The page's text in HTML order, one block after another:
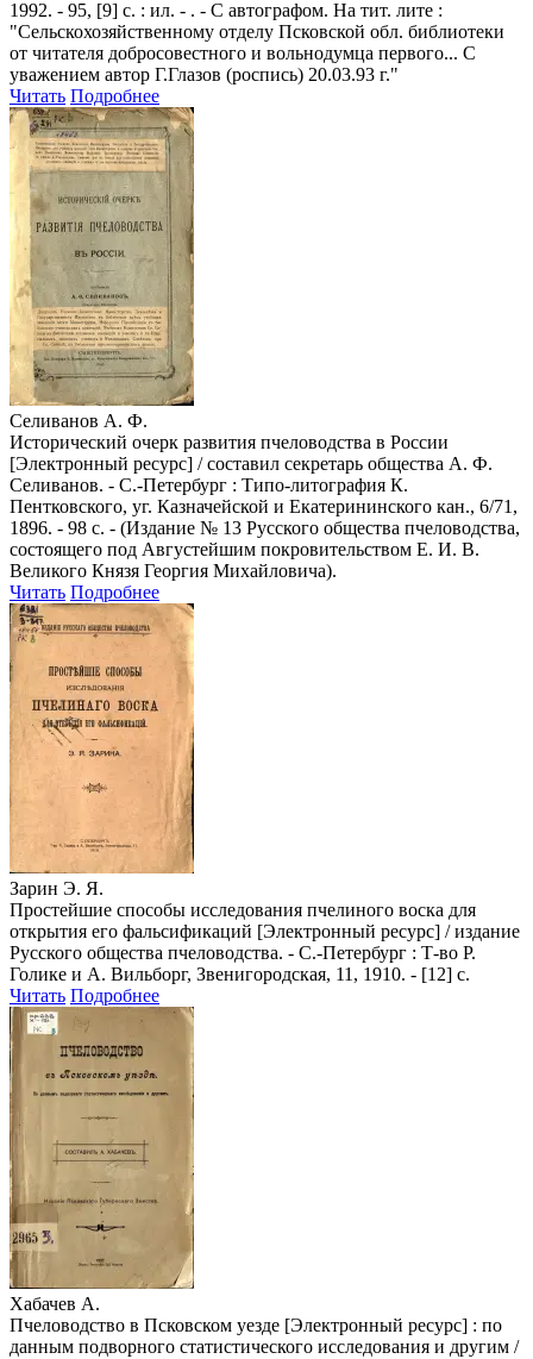
1992. - 95, [9] с. : ил. - . - С автографом. На тит. лите :
"Сельскохозяйственному отделу Псковской обл. библиотеки
от читателя добросовестного и вольнодумца первого... С
уважением автор Г.Глазов (роспись) 20.03.93 г."
Читать Подробнее
Селиванов А. Ф.
Исторический очерк развития пчеловодства в России
[Электронный ресурс] / составил секретарь общества А. Ф.
Селиванов. - С.-Петербург : Типо-литография К.
Пентковского, уг. Казначейской и Екатерининского кан., 6/71,
1896. - 98 с. - (Издание № 13 Русского общества пчеловодства,
состоящего под Августейшим покровительством Е. И. В.
Великого Князя Георгия Михайловича).
Читать Подробнее
Зарин Э. Я.
Простейшие способы исследования пчелиного воска для
открытия его фальсификаций [Электронный ресурс] / издание
Русского общества пчеловодства. - С.-Петербург : Т-во Р.
Голике и А. Вильборг, Звенигородская, 11, 1910. - [12] с.
Читать Подробнее
Хабачев А.
Пчеловодство в Псковском уезде [Электронный ресурс] : по
данным подворного статистического исследования и другим /